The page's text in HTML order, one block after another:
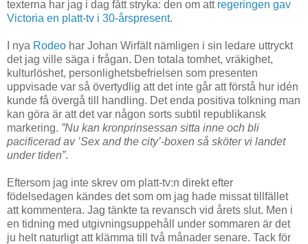
texterna har jag i dag fått stryka: den om att regeringen gav
Victoria en platt-tv i 30-årspresent.
I nya Rodeo har Johan Wirfält nämligen i sin ledare uttryckt
det jag ville säga i frågan. Den totala tomhet, vräkighet,
kulturlöshet, personlighetsbefrielsen som presenten
uppvisade var så övertydlig att det inte går att förstå hur idén
kunde få övergå till handling. Det enda positiva tolkning man
kan göra är att det var någon sorts subtil republikansk
markering. ”Nu kan kronprinsessan sitta inne och bli
pacificerad av ’Sex and the city’-boxen så sköter vi landet
under tiden”.
Eftersom jag inte skrev om platt-tv:n direkt efter
födelsedagen kändes det som om jag hade missat tillfället
att kommentera. Jag tänkte ta revansch vid årets slut. Men i
en tidning med utgivningsuppehåll under sommaren är det
ju helt naturligt att klämma till två månader senare. Tack för